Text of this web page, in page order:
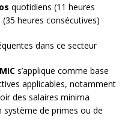
quotidiens (11 heures
heures consécutives)
dans ce secteur
s’applique comme base
applicables, notamment
des salaires minima
système de primes ou de